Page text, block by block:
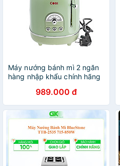
Máy nướng bánh mì 2 ngăn
hàng nhập khẩu chính hãng
989.000 đ